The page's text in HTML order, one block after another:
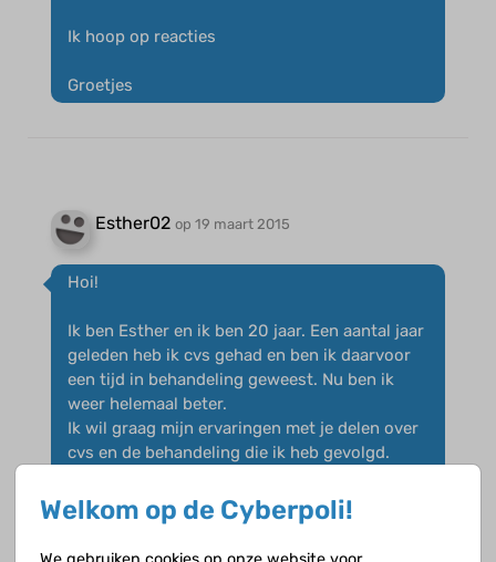
Ik hoop op reacties
Groetjes
Esther02 op 19 maart 2015
Hoi!
Ik ben Esther en ik ben 20 jaar. Een aantal jaar
geleden heb ik cvs gehad en ben ik daarvoor
een tijd in behandeling geweest. Nu ben ik
weer helemaal beter.
Ik wil graag mijn ervaringen met je delen over
cvs en de behandeling die ik heb gevolgd.
een vraag hebt!
Groetjes,
Welkom op de Cyberpoli!